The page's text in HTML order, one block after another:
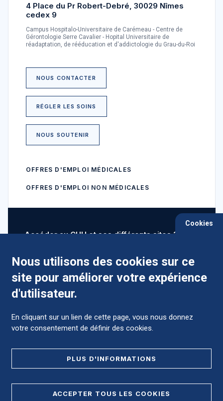
4 Place du Pr Robert-Debré, 30029 Nîmes
cedex 9
Campus Hospitalo-Universitaire de Carémeau - Centre de
Gérontologie Serre Cavalier - Hopital Universitaire de
réadaptation, de rééducation et d'addictologie du Grau-du-Roi
NOUS CONTACTER
RÉGLER LES SOINS
NOUS SOUTENIR
OFFRES D'EMPLOI MÉDICALES
OFFRES D'EMPLOI NON MÉDICALES
Accéder au CHU et ses différents sites ?
Comment préparer mon hospitalisation ?
Cookies
Nous utilisons des cookies sur ce
site pour améliorer votre expérience
d'utilisateur.
En cliquant sur un lien de cette page, vous nous donnez
votre consentement de définir des cookies.
PLUS D'INFORMATIONS
ACCEPTER TOUS LES COOKIES